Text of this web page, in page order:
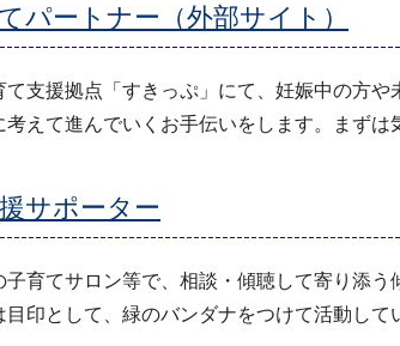
パートナー（外部サイト）
て支援拠点「すきっぷ」にて、妊娠中の方
考えて進んでいくお手伝いをします。まずは
サポーター
育てサロン等で、相談・傾聴して寄り添う
印として、緑のバンダナをつけて活動して